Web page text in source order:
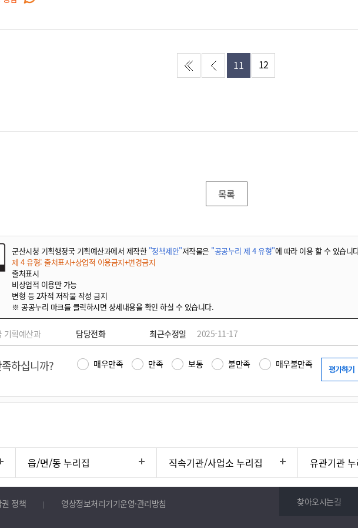
11 12
목록
군산시청 기획행정국 기획예산과에서 제작한 "정책제안"저작물은 "공공누리 제 4 유형"에 따라 이용 할 수 있습니
제 4 유형: 출처표시+상업적 이용금지+변경금지
출처표시
비상업적 이용만 가능
변형 등 2차적 저작물 작성 금지
※ 공공누리 마크를 클릭하시면 상세내용을 확인 하실 수 있습니다.
기획예산과 담당전화 최근수정일 2025-11-17
하십니까? 매우만족 만족 보통 불만족 매우불만족
읍/면/동 누리집 직속기관/사업소 누리집 유관기관
권 정책 영상정보처리기기운영·관리방침 찾아오시는길